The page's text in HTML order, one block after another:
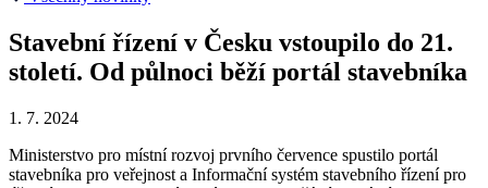
Stavební řízení v Česku vstoupilo do 21.
století. Od půlnoci běží portál stavebníka
1. 7. 2024
Ministerstvo pro místní rozvoj prvního července spustilo portál
stavebníka pro veřejnost a Informační systém stavebního řízení pro